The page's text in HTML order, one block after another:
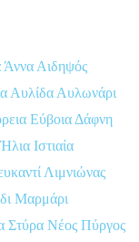
Άννα Αιδηψός
Αυλίδα Αυλωνάρι
Εύβοια Δάφνη
Ήλια Ιστιαία
Λιμνιώνας
Μαρμάρι
Στύρα Νέος Πύργος